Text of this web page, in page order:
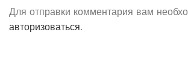
Для отправки комментария вам
авторизоваться.